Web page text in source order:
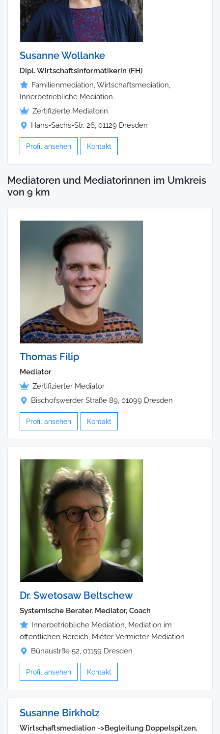
Susanne Wollanke
Dipl. Wirtschaftsinformatikerin (FH)
Familienmediation, Wirtschaftsmediation,
Innerbetriebliche Mediation
Zertifizierte Mediatorin
Hans-Sachs-Str. 26, 01129 Dresden
Profil ansehen Kontakt
Mediatoren und Mediatorinnen im Umkreis
von 9 km
Thomas Filip
Mediator
Zertifizierter Mediator
Bischofswerder Straße 89, 01099 Dresden
Profil ansehen Kontakt
Dr. Swetosaw Beltschew
Systemische Berater, Mediator, Coach
Innerbetriebliche Mediation, Mediation im
öffentlichen Bereich, Mieter-Vermieter-Mediation
Bünaustrße 52, 01159 Dresden
Profil ansehen Kontakt
Susanne Birkholz
Wirtschaftsmediation ->Begleitung Doppelspitzen,